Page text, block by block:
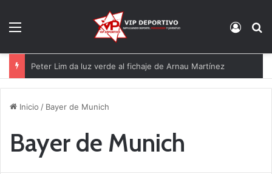
Peter Lim da luz verde al fichaje de Arnau Martínez
Inicio / Bayer de Munich
Bayer de Munich